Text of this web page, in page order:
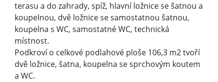
terasu a do zahrady, spíž, hlavní ložnice se šatnou a
koupelnou, dvě ložnice se samostatnou šatnou,
koupelna s WC, samostatné WC, technická
místnost.
Podkroví o celkové podlahové ploše 106,3 m2 tvoří
dvě ložnice, šatna, koupelna se sprchovým koutem
a WC.